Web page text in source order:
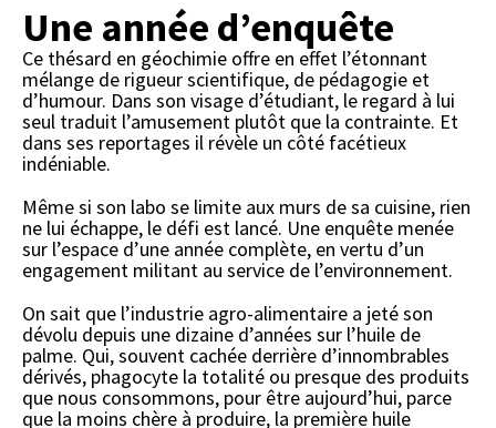
Une année d’enquête
Ce thésard en géochimie offre en effet l’étonnant
mélange de rigueur scientifique, de pédagogie et
d’humour. Dans son visage d’étudiant, le regard à lui
seul traduit l’amusement plutôt que la contrainte. Et
dans ses reportages il révèle un côté facétieux
indéniable.
Même si son labo se limite aux murs de sa cuisine, rien
ne lui échappe, le défi est lancé. Une enquête menée
sur l’espace d’une année complète, en vertu d’un
engagement militant au service de l’environnement.
On sait que l’industrie agro-alimentaire a jeté son
dévolu depuis une dizaine d’années sur l’huile de
palme. Qui, souvent cachée derrière d’innombrables
dérivés, phagocyte la totalité ou presque des produits
que nous consommons, pour être aujourd’hui, parce
que la moins chère à produire, la première huile